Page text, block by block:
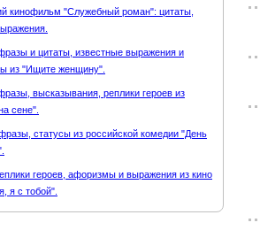
кинофильм "Служебный роман": цитаты,
и цитаты, известные выражения и
из "Ищите женщину".
высказывания, реплики героев из
сене".
статусы из российской комедии "День
героев, афоризмы и выражения из кино
я с тобой".